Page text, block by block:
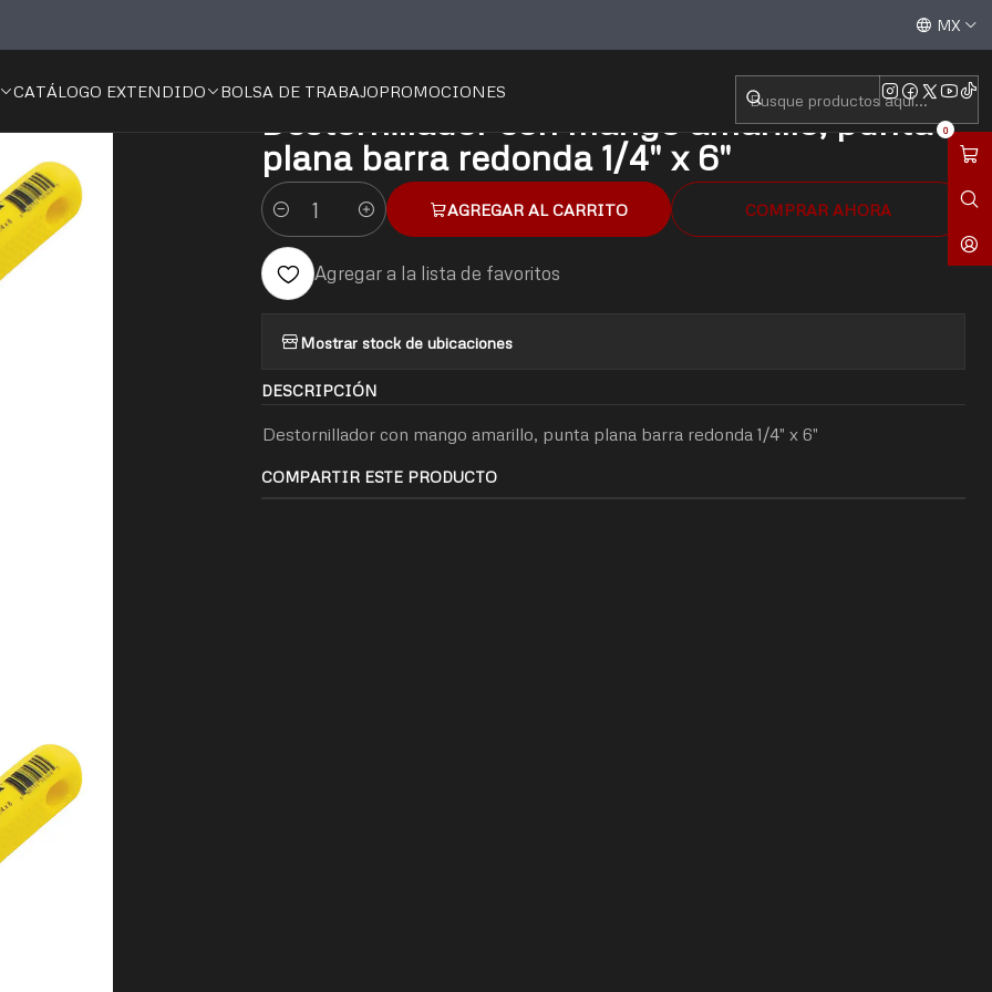
CATÁLOGO EXTENDIDO BOLSA DE TRABAJOPROMOCIONES
0
Aceptamos todas las tarjetas de crédito / débito y
MX
|
Destornillador con mango amarillo, punta
plana barra redonda 1/4" x 6"
Cantidad
AGREGAR AL CARRITO COMPRAR AHORA
Agregar a la lista de favoritos
Mostrar stock de ubicaciones
DESCRIPCIÓN
Destornillador con mango amarillo, punta plana barra redonda 1/4" x 6"
COMPARTIR ESTE PRODUCTO